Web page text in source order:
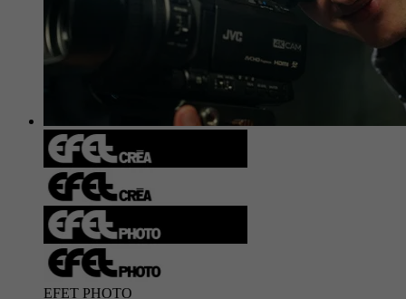
EFET PHOTO